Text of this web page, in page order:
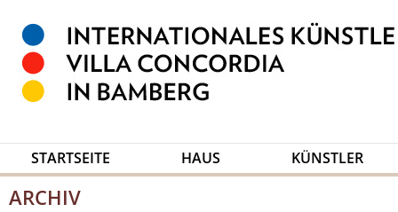
STARTSEITE HAUS KÜNSTLER
ARCHIV